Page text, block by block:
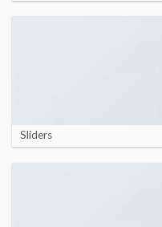
Sliders